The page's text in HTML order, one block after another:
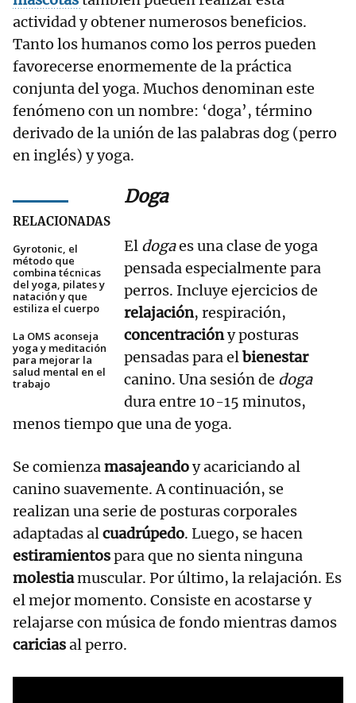
actividad y obtener numerosos beneficios.
Tanto los humanos como los perros pueden
favorecerse enormemente de la práctica
conjunta del yoga. Muchos denominan este
fenómeno con un nombre: ‘doga’, término
derivado de la unión de las palabras dog (perro
en inglés) y yoga.
RELACIONADAS
Gyrotonic, el
método que
combina técnicas
del yoga, pilates y
natación y que
estiliza el cuerpo
La OMS aconseja
yoga y meditación
para mejorar la
salud mental en el
trabajo
Doga
El dogaes una clase de yoga
pensada especialmente para
perros. Incluye ejercicios de
relajación, respiración,
concentracióny posturas
pensadas para elbienestar
canino. Una sesión de doga
dura entre 10-15 minutos,
menos tiempo que una de yoga.
Se comienzamasajeandoy acariciando al
canino suavemente. A continuación, se
realizan una serie de posturas corporales
adaptadas alcuadrúpedo. Luego, se hacen
estiramientospara que no sienta ninguna
molestiamuscular. Por último, la relajación. Es
el mejor momento. Consiste en acostarse y
relajarse con música de fondo mientras damos
cariciasal perro.